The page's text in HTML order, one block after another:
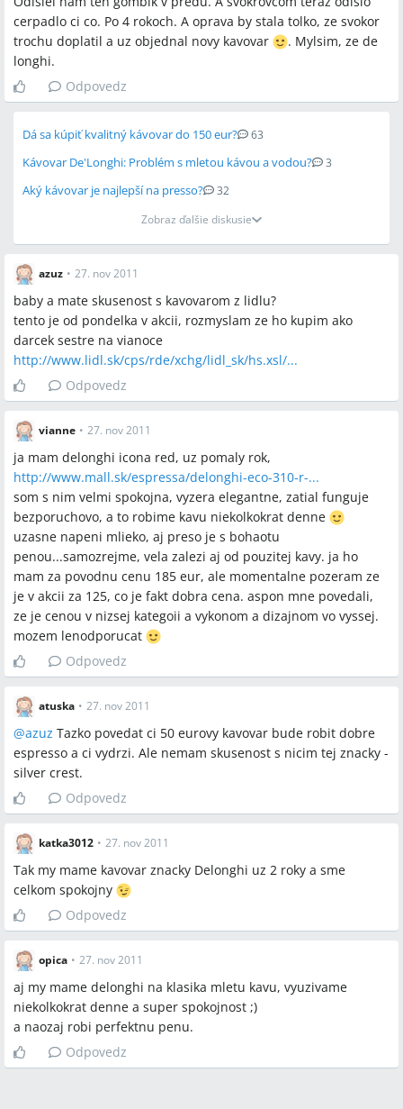
cerpadlo ci co. Po 4 rokoch. A oprava by stala tolko, ze svokor
trochu doplatil a uz objednal novy kavovar
. Mylsim, ze de
longhi.
Odpovedz
Dá sa kúpiť kvalitný kávovar do 150 eur? 63
Kávovar De'Longhi: Problém s mletou kávou a vodou? 3
Aký kávovar je najlepší na presso?
32
Zobraz ďalšie diskusie
azuz • 27. nov 2011
baby a mate skusenost s kavovarom z lidlu?
tento je od pondelka v akcii, rozmyslam ze ho kupim ako
darcek sestre na vianoce
http://www.lidl.sk/cps/rde/xchg/lidl_sk/hs.xsl/...
Odpovedz
vianne • 27. nov 2011
ja mam delonghi icona red, uz pomaly rok,
http://www.mall.sk/espressa/delonghi-eco-310-r-...
som s nim velmi spokojna, vyzera elegantne, zatial funguje
bezporuchovo, a to robime kavu niekolkokrat denne
uzasne napeni mlieko, aj preso je s bohaotu
penou...samozrejme, vela zalezi aj od pouzitej kavy. ja ho
mam za povodnu cenu 185 eur, ale momentalne pozeram ze
je v akcii za 125, co je fakt dobra cena. aspon mne povedali,
ze je cenou v nizsej kategoii a vykonom a dizajnom vo vyssej.
mozem lenodporucat
Odpovedz
atuska • 27. nov 2011
@azuz Tazko povedat ci 50 eurovy kavovar bude robit dobre
espresso a ci vydrzi. Ale nemam skusenost s nicim tej znacky -
silver crest.
Odpovedz
katka3012 • 27. nov 2011
Tak my mame kavovar znacky Delonghi uz 2 roky a sme
celkom spokojny
Odpovedz
opica • 27. nov 2011
aj my mame delonghi na klasika mletu kavu, vyuzivame
niekolkokrat denne a super spokojnost ;)
a naozaj robi perfektnu penu.
Odpovedz